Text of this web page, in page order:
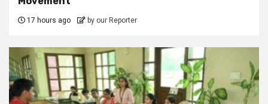
17 hours ago by our Reporter